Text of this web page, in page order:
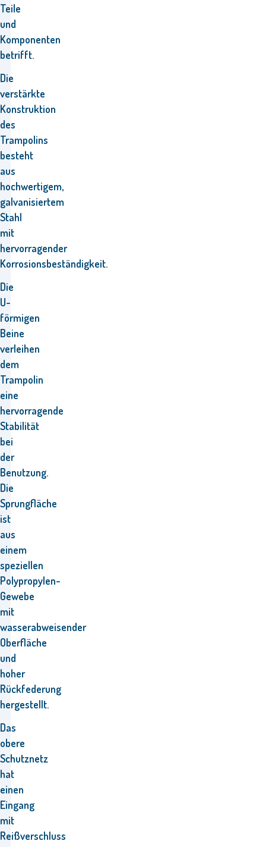
Teile
und
Komponenten
betrifft.
Die
verstärkte
Konstruktion
des
Trampolins
besteht
aus
hochwertigem,
galvanisiertem
Stahl
mit
hervorragender
Korrosionsbeständigkeit.
Die
U-
förmigen
Beine
verleihen
dem
Trampolin
eine
hervorragende
Stabilität
bei
der
Benutzung.
Die
Sprungfläche
ist
aus
einem
speziellen
Polypropylen-
Gewebe
mit
wasserabweisender
Oberfläche
und
hoher
Rückfederung
hergestellt.
Das
obere
Schutznetz
hat
einen
Eingang
mit
Reißverschluss